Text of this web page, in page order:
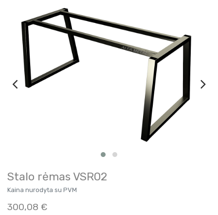
Stalo rėmas VSR02
Kaina nurodyta su PVM
300,08 €